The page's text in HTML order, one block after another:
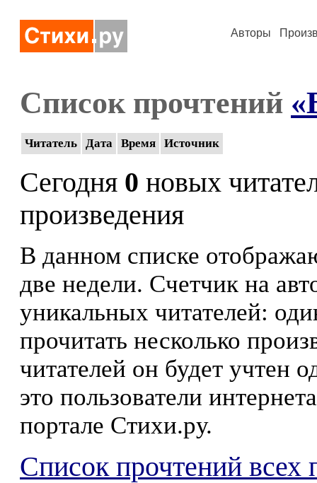
Авторы
Список прочтений
Читатель Дата Время Источник
Сегодня 0 новых
произведения
В данном списке
две недели. Счетчик на
уникальных читателей:
прочитать несколько
читателей он будет учтен
это пользователи
портале Стихи.ру.
Список прочтений всех